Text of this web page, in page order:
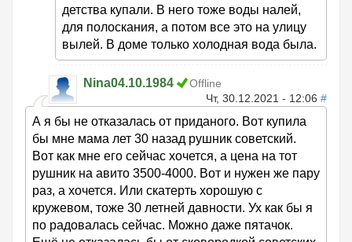
детства купали. В него тоже воды налей,
для полоскания, а потом все это на улицу
вылей. В доме только холодная вода была.
Nina04.10.1984
Offline
Чт, 30.12.2021 - 12:06 #
А я бы не отказалась от приданого. Вот купила
бы мне мама лет 30 назад рушник советский.
Вот как мне его сейчас хочется, а цена на тот
рушник на авито 3500-4000. Вот и нужен же пару
раз, а хочется. Или скатерть хорошую с
кружевом, тоже 30 летней давности. Ух как бы я
по радовалась сейчас. Можно даже пятачок.